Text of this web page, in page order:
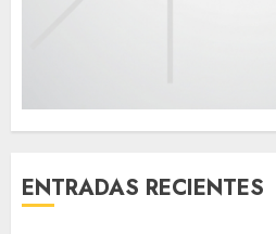
ENTRADAS RECIENTES